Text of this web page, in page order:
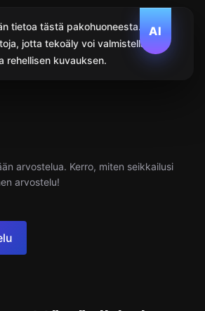
AI
tietoa tästä pakohuoneesta.
jotta tekoäly voi valmistella
rehellisen kuvauksen.
arvostelua. Kerro, miten seikkailusi
arvostelu!